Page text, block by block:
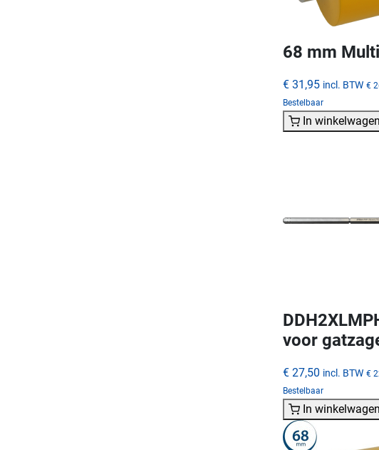
68 mm
€ 31,95 incl. BTW €
Bestelbaar
In winkelwagen
voor
€ 27,50 incl. BTW €
Bestelbaar
In winkelwagen